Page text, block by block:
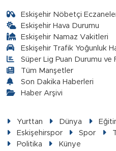
Eskişehir Nöbetçi
Eskişehir Hava Durumu
Eskişehir Namaz Vakitleri
Eskişehir Trafik Yoğunluk
Süper Lig Puan Durumu ve
Tüm Manşetler
Son Dakika Haberleri
Haber Arşivi
Yurttan Dünya
Eskişehirspor
Spor
Politika
Künye